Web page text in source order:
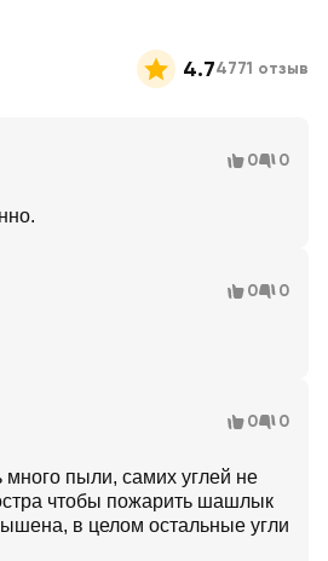
4.74771 отзыв
0 0
0 0
0 0
много пыли, самих углей не
чтобы пожарить шашлык
в целом остальные угли